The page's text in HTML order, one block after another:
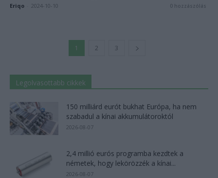
Eriqo 2024-10-10 0 hozzászólás
1 2 3
Legolvasottabb cikkek
150 milliárd eurót bukhat Európa, ha nem
szabadul a kínai akkumulátoroktól
2026-08-07
2,4 millió eurós programba kezdtek a
németek, hogy lekörözzék a kínai...
2026-08-07